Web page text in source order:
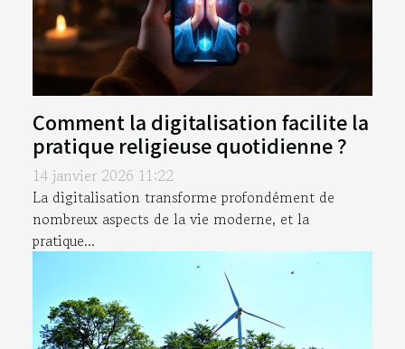
Comment la digitalisation facilite la
pratique religieuse quotidienne ?
14 janvier 2026 11:22
La digitalisation transforme profondément de
nombreux aspects de la vie moderne, et la
pratique...